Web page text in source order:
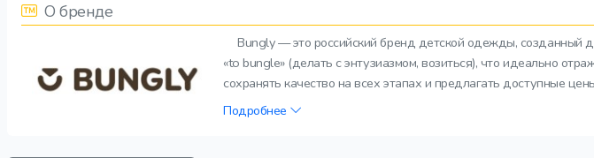
О бренде
Bungly — это российский бренд детской одежды, созданный
«to bungle» (делать с энтузиазмом, возиться), что идеально
сохранять качество на всех этапах и предлагать доступные
Подробнее